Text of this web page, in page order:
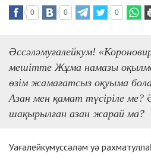
0 0 0
Әссәләмуғалейкум!
мешітте Жұма намазы
өзім жамағатсыз оқуыма
Азан мен қамат түсіріле
шақырылған азан жарай ма?
Уағалейкумуссәләм уә